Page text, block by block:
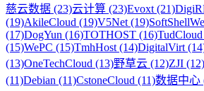
慈云数据 (23)云计算 (23)Evoxt (21)
(19)AkileCloud (19)V5Net (19)
(17)DogYun (16)TOTHOST (16)
(15)WePC (15)TmhHost (14)DigitalVirt
(13)OneTechCloud (13)野草云 (12)ZJI (12)
(11)Debian (11)CstoneCloud (11)数据中心